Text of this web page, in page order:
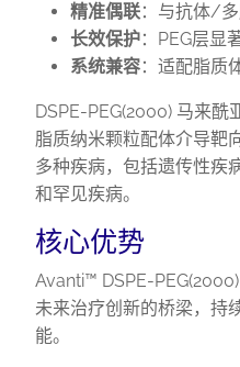
精准偶联：与抗体/
长效保护：PEG层显
系统兼容：适配脂质
DSPE-PEG(2000) 马来
脂质纳米颗粒配体介导靶
多种疾病，包括遗传性疾
和罕见疾病。
核心优势
Avanti™ DSPE-
未来治疗创新的桥梁，持
能。